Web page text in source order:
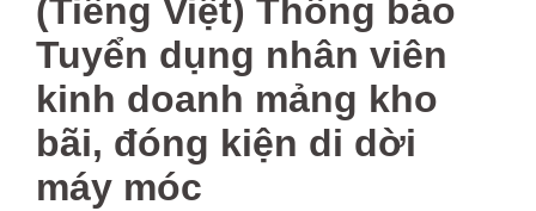
(Tiếng Việt) Thông báo
Tuyển dụng nhân viên
kinh doanh mảng kho
bãi, đóng kiện di dời
máy móc